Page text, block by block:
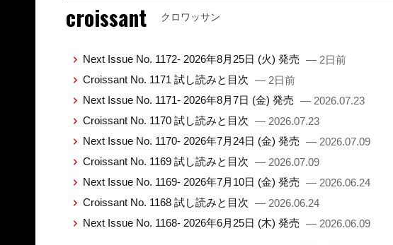
croissant クロワッサン
Next Issue No. 1172- 2026年8月25日 (火) 発売 — 2日前
Croissant No. 1171 試し読みと目次 — 2日前
Next Issue No. 1171- 2026年8月7日 (金) 発売 — 2026.07.23
Croissant No. 1170 試し読みと目次 — 2026.07.23
Next Issue No. 1170- 2026年7月24日 (金) 発売 — 2026.07.09
Croissant No. 1169 試し読みと目次 — 2026.07.09
Next Issue No. 1169- 2026年7月10日 (金) 発売 — 2026.06.24
Croissant No. 1168 試し読みと目次 — 2026.06.24
Next Issue No. 1168- 2026年6月25日 (木) 発売 — 2026.06.09